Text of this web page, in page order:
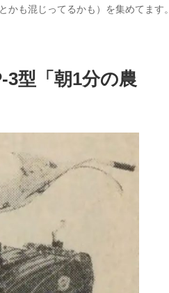
も混じってるかも）を集めてます。
3型「朝1分の農